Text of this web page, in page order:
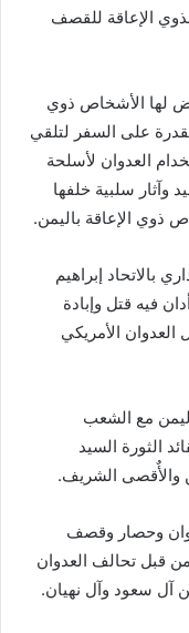
الإعاقة للقصف
لها الأشخاص ذوي
على السفر لتلقي
العدوان لأسلحة
وآثار سلبية خلفها
ذوي الإعاقة باليمن.
بالاتحاد إبراهيم
فيه قتل وإبادة
الأمريكي
مع الشعب
الثورة السيد
والأٌقصى الشريف.
وحصار وقصف
قبل تحالف العدوان
آل سعود وآل نهيان.